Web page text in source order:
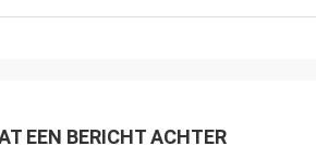
en
EEN BERICHT ACHTER